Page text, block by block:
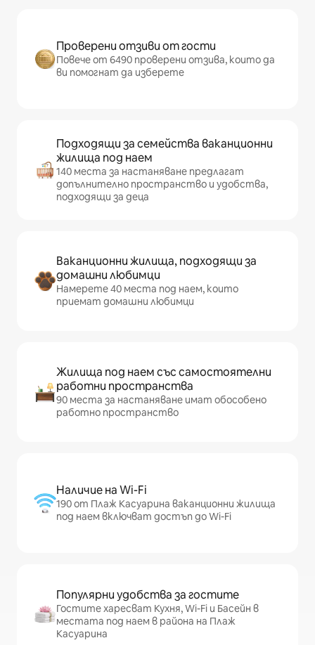
Проверени отзиви от гости
Повече от 6490 проверени отзива, които да
ви помогнат да изберете
Подходящи за семейства ваканционни
жилища под наем
140 места за настаняване предлагат
допълнително пространство и удобства,
подходящи за деца
Ваканционни жилища, подходящи за
домашни любимци
Намерете 40 места под наем, които
приемат домашни любимци
Жилища под наем със самостоятелни
работни пространства
90 места за настаняване имат обособено
работно пространство
Наличие на Wi-Fi
190 от Плаж Касуарина ваканционни жилища
под наем включват достъп до Wi-Fi
Популярни удобства за гостите
Гостите харесват Кухня, Wi-Fi и Басейн в
местата под наем в района на Плаж
Касуарина